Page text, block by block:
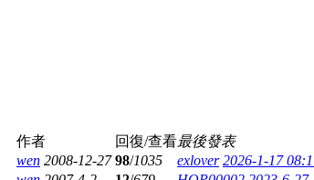
作者 回復/查看最後發表
wen 2008-12-27 98/1035 exlover 2026-1-17